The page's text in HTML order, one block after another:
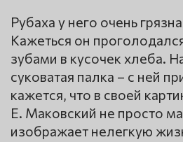
Рубаха у него очень
Кажеться он
зубами в кусочек хлеба.
суковатая палка – с ней
кажется, что в своей
Е. Маковский не просто
изображает нелегкую